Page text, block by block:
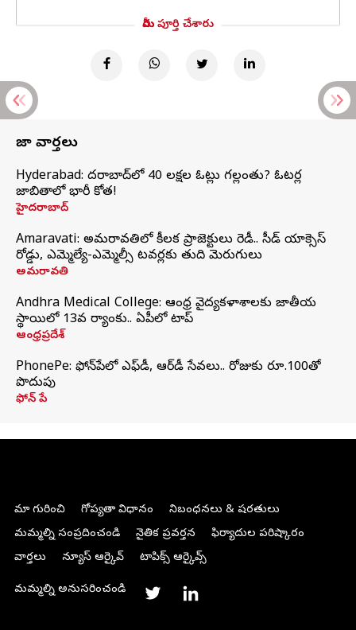
మీరు పూర్తి చేశారు
తాజా వార్తలు
Hyderabad: హైదరాబాద్‌లో 40 లక్షల ఓట్లు గల్లంతు? ఓటర్ల
జాబితాలో భారీ కోత!
హైదరాబాద్
Amaravati: అమరావతిలో కీలక ప్రాజెక్టులు రెడీ.. సీడ్‌ యాక్సెస్‌
రోడ్డు, ఎమ్మెల్యే-ఎమ్మెల్సీ టవర్లకు తుది మెరుగులు
అమరావతి
Andhra Medical College: ఆంధ్ర వైద్యకళాశాలకు జాతీయ
స్థాయిలో 13వ ర్యాంకు.. ఏపీలో టాప్
ఆంధ్రప్రదేశ్
PhonePe: ఫోన్‌పేలో ఎఫ్‌డీ, ఆర్‌డీ సేవలు.. రోజుకు రూ.100తో
పొదుపు
ఫోన్‌ పే
మా గురించి గోప్యతా విధానం
నిబంధనలు & షరతులు
మమ్మల్ని సంప్రదించండి
నైతిక ప్రవర్తన
ఫిర్యాదుల పరిష్కారం
వార్తలు
న్యూస్ ఆర్కైవ్ టాపిక్స్ ఆర్కైవ్స్
మమ్మల్ని అనుసరించండి